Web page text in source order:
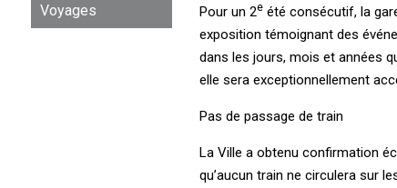
Voyages Pour un 2eété consécutif, la
exposition témoignant des
dans les jours, mois et années
elle sera exceptionnellement
Pas de passage de train
La Ville a obtenu confirmation
qu’aucun train ne circulera sur